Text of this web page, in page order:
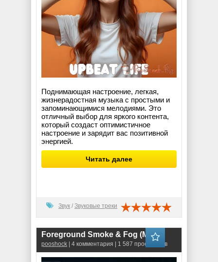
Поднимающая настроение, легкая,
жизнерадостная музыка с простыми и
запоминающимися мелодиями. Это
отличный выбор для яркого контента,
который создаст оптимистичное
настроение и зарядит вас позитивной
энергией.
Читать далее
Звук / Звуковые треки
Foreground Smoke & Fog (MOV)
pooshock | 4 комментария | 1 587 просмотров